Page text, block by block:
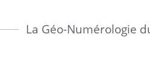
La Géo-Numérologie